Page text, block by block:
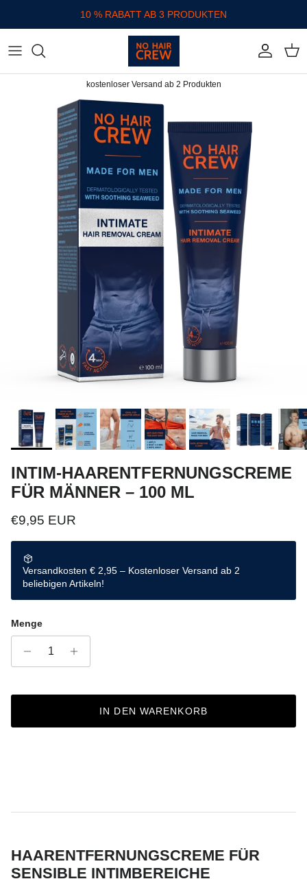
10 % RABATT AB 3 PRODUKTEN
Konto
kostenloser Versand ab 2 Produkten
Zu Produktinformationen springen
INTIM-HAARENTFERNUNGSCREME
FÜR MÄNNER – 100 ML
Normaler Preis
€9,95 EUR
Versandkosten € 2,95 – Kostenloser Versand ab 2
beliebigen Artikeln!
Menge
IN DEN WARENKORB
HAARENTFERNUNGSCREME FÜR
SENSIBLE INTIMBEREICHE